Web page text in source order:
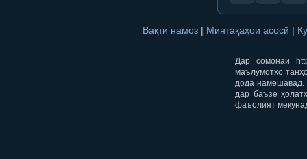
Вақти намоз | Минтақаҳои асосӣ |
Дар сомонаи
маълумотҳо
дода намешавад.
дар баъзе
фаъолият